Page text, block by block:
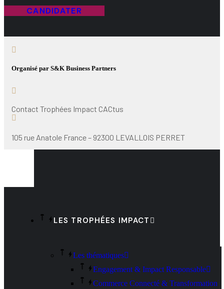
CANDIDATER
Organisé par S&K Business Partners
Contact Trophées Impact CACtus
105 rue Anatole France – 92300 LEVALLOIS PERRET
LES TROPHÉES IMPACT
Les thématiques
Engagement & Impact Responsable
Commerce Connecté & Transformation